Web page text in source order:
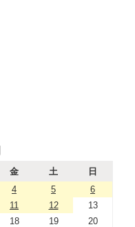
金 土
日
4 5
6
11 12
13
18 19
20